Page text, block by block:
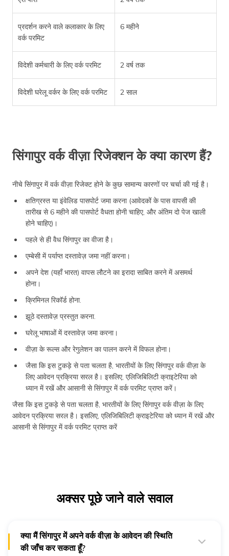
प्रदर्शन करने वाले कलाकार के लिए
वर्क परमिट
6 महीने
विदेशी कर्मचारी के लिए वर्क परमिट 2 वर्ष तक
विदेशी घरेलू वर्कर के लिए वर्क परमिट 2 साल
सिंगापुर वर्क वीज़ा रिजेक्शन के क्या कारण हैं?
नीचे सिंगापुर में वर्क वीज़ा रिजेक्ट होने के कुछ सामान्य कारणों पर चर्चा की गई है।
क्षतिग्रस्त या इंवेलिड पासपोर्ट जमा करना (आवेदकों के पास वापसी की
तारीख से 6 महीने की पासपोर्ट वैधता होनी चाहिए, और अंतिम दो पेज खाली
होने चाहिए)।
पहले से ही वैध सिंगापुर का वीजा है।
एम्बेसी में पर्याप्त दस्तावेज़ जमा नहीं करना।
अपने देश (यहाँ भारत) वापस लौटने का इरादा साबित करने में असमर्थ
होना।
क्रिमिनल रिकॉर्ड होना.
झूठे दस्तावेज़ प्रस्तुत करना.
घरेलू भाषाओं में दस्तावेज़ जमा करना।
वीज़ा के रूल्स और रेगुलेशन का पालन करने में विफल होना।
जैसा कि इस टुकड़े से पता चलता है, भारतीयों के लिए सिंगापुर वर्क वीज़ा के
लिए आवेदन प्रक्रिया सरल है। इसलिए, एलिजिबिलिटी क्राइटेरिया को
ध्यान में रखें और आसानी से सिंगापुर में वर्क परमिट प्राप्त करें।
जैसा कि इस टुकड़े से पता चलता है, भारतीयों के लिए सिंगापुर वर्क वीज़ा के लिए
आवेदन प्रक्रिया सरल है। इसलिए, एलिजिबिलिटी क्राइटेरिया को ध्यान में रखें और
आसानी से सिंगापुर में वर्क परमिट प्राप्त करें
अक्सर पूछे जाने वाले सवाल
क्या मैं सिंगापुर में अपने वर्क वीज़ा के आवेदन की स्थिति
की जाँच कर सकता हूँ?